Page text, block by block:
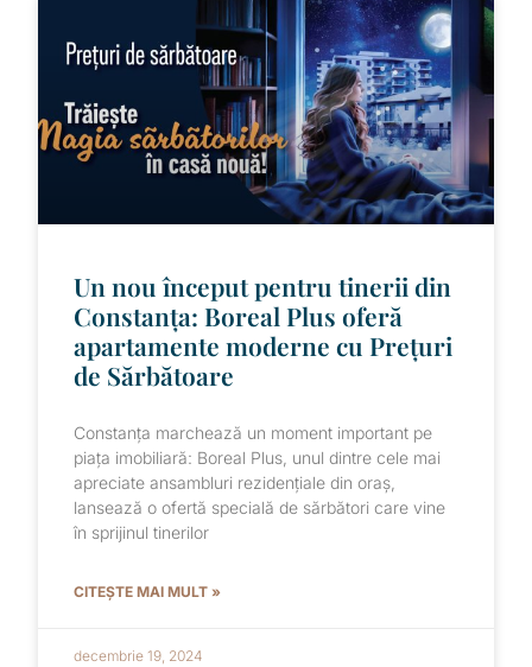
Un nou început pentru tinerii din
Constanța: Boreal Plus oferă
apartamente moderne cu Prețuri
de Sărbătoare
Constanța marchează un moment important pe
piața imobiliară: Boreal Plus, unul dintre cele mai
apreciate ansambluri rezidențiale din oraș,
lansează o ofertă specială de sărbători care vine
în sprijinul tinerilor
CITEȘTE MAI MULT »
decembrie 19, 2024